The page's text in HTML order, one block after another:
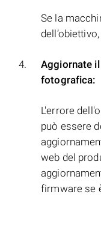
Se la
Aggiornate
fotografica:
L'errore
può essere
web del
firmware se